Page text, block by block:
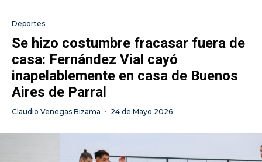
Deportes
Se hizo costumbre fracasar fuera de
casa: Fernández Vial cayó
inapelablemente en casa de Buenos
Aires de Parral
Claudio Venegas Bizama · 24 de Mayo 2026